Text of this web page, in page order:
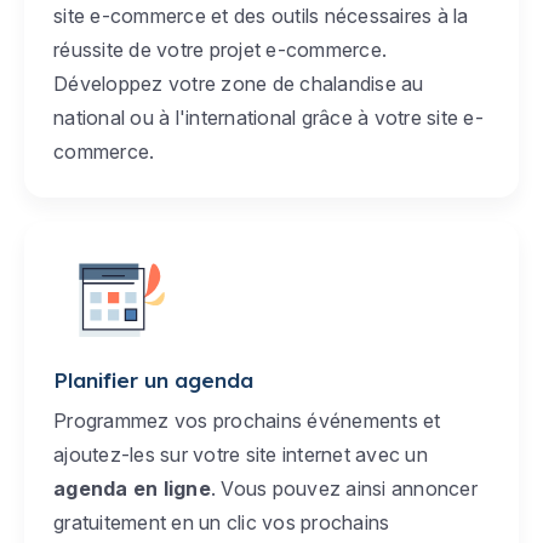
site e-commerce et des outils nécessaires à la
réussite de votre projet e-commerce.
Développez votre zone de chalandise au
national ou à l'international grâce à votre site e-
commerce.
Planifier un agenda
Programmez vos prochains événements et
ajoutez-les sur votre site internet avec un
agenda en ligne. Vous pouvez ainsi annoncer
gratuitement en un clic vos prochains